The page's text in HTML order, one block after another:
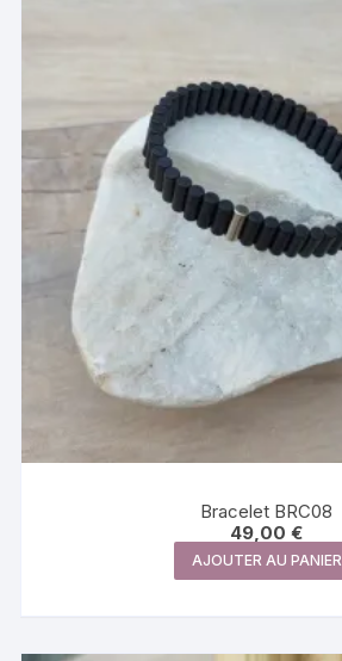
Bracelet BRC08
49,00€
AJOUTER AU PANIER